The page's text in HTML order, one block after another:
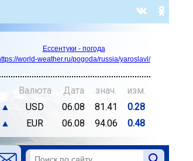
Ессентуки - погода
world-weather.ru/pogoda/russia/yaroslavl/
Валюта Дата знач.
изм.
▲
USD 06.08 81.41
0.28
▲
EUR 06.08 94.06 0.48